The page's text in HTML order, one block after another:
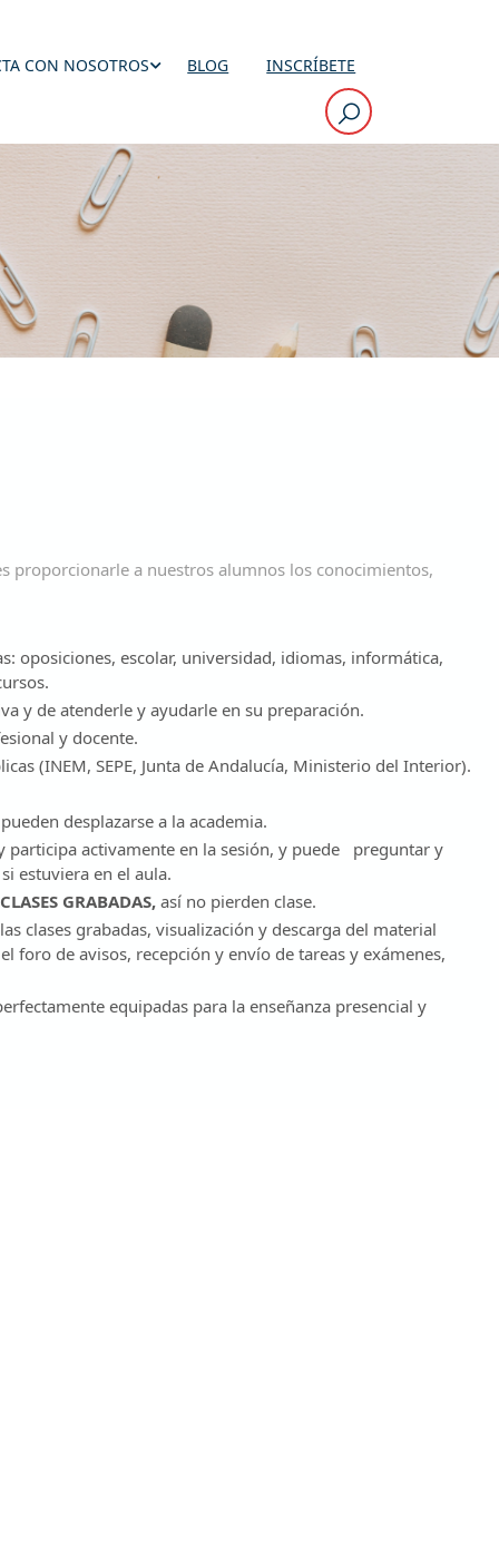
CON NOSOTROS BLOG INSCRÍBETE
proporcionarle a nuestros alumnos los conocimientos,
oposiciones, escolar, universidad, idiomas, informática,
y de atenderle y ayudarle en su preparación.
y docente.
(INEM, SEPE, Junta de Andalucía, Ministerio del Interior).
desplazarse a la academia.
participa activamente en la sesión, y puede preguntar y
estuviera en el aula.
CLASES GRABADAS, así no pierden clase.
clases grabadas, visualización y descarga del material
foro de avisos, recepción y envío de tareas y exámenes,
equipadas para la enseñanza presencial y